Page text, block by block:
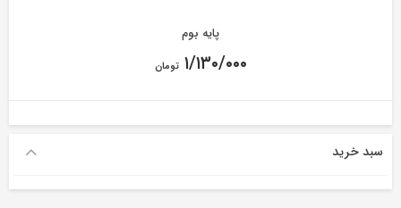
پایه بوم
۱/۱۳۰/۰۰۰ تومان
سبد خرید